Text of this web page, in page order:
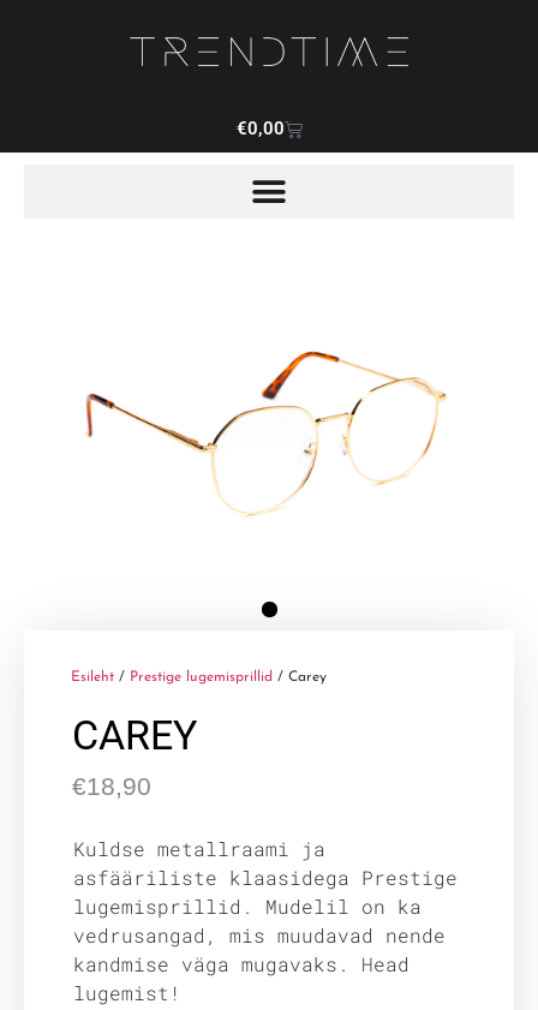
€0,00
Esileht / Prestige lugemisprillid / Carey
CAREY
€18,90
Kuldse metallraami ja
asfääriliste klaasidega Prestige
lugemisprillid. Mudelil on ka
vedrusangad, mis muudavad nende
kandmise väga mugavaks. Head
lugemist!